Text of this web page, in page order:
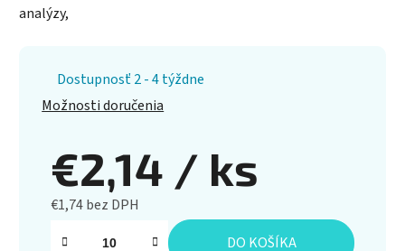
analýzy,
Dostupnosť 2 - 4 týždne
Možnosti doručenia
€2,14 / ks
€1,74 bez DPH
Jednotková cena:
DO KOŠÍKA